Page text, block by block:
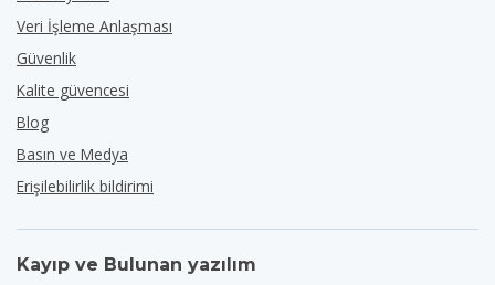
Veri İşleme Anlaşması
Güvenlik
Kalite güvencesi
Blog
Basın ve Medya
Erişilebilirlik bildirimi
Kayıp ve Bulunan yazılım